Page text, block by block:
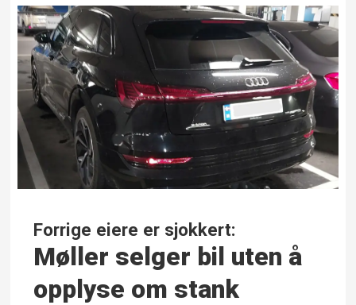
Forrige eiere er sjokkert:
Møller selger bil uten å
opplyse om stank